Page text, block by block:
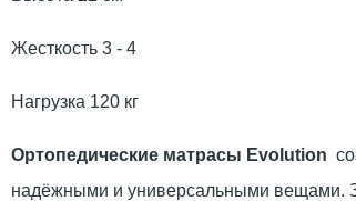
Жесткость 3 - 4
Нагрузка 120 кг
Ортопедические матрасы Evolution
надёжными и универсальными вещами.